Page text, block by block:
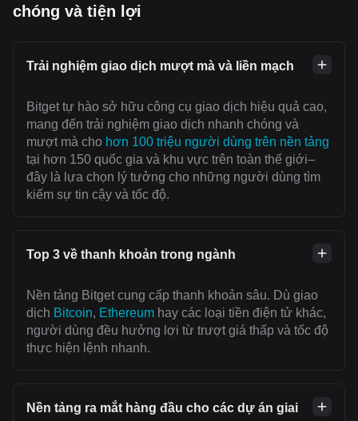
chóng và tiện lợi
Trải nghiệm giao dịch mượt mà và liền mạch
Bitget tự hào sở hữu công cụ giao dịch hiệu quả cao,
mang đến trải nghiệm giao dịch nhanh chóng và
mượt mà cho hơn 100 triệu người dùng trên nền tảng
tại hơn 150 quốc gia và khu vực trên toàn thế giới–
đây là lựa chọn lý tưởng cho những người dùng tìm
kiếm sự tin cậy và tốc độ.
Top 3 về thanh khoản trong ngành
Nền tảng Bitget cung cấp thanh khoản sâu. Dù giao
dịch Bitcoin, Ethereum hay các loại tiền điện tử khác,
người dùng đều hưởng lợi từ trượt giá thấp và tốc độ
thực hiện lệnh nhanh.
Nền tảng ra mắt hàng đầu cho các dự án giai